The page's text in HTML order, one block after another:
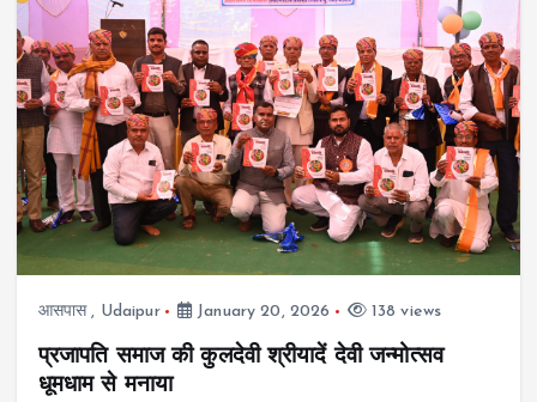
आसपास, Udaipur January 20, 2026 138 views
प्रजापति समाज की कुलदेवी श्रीयादें देवी जन्मोत्सव
धूमधाम से मनाया